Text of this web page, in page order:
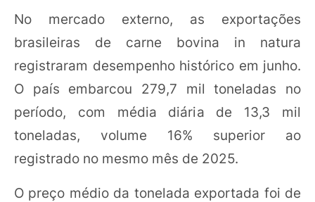
No mercado externo, as exportações
brasileiras de carne bovina in natura
registraram desempenho histórico em junho.
O país embarcou 279,7 mil toneladas no
período, com média diária de 13,3 mil
toneladas, volume 16% superior ao
registrado no mesmo mês de 2025.
O preço médio da tonelada exportada foi de